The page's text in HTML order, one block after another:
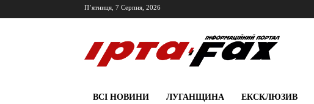
П’ятниця, 7 Серпня, 2026
ВСІ НОВИНИ ЛУГАНЩИНА ЕКСКЛЮЗИВ